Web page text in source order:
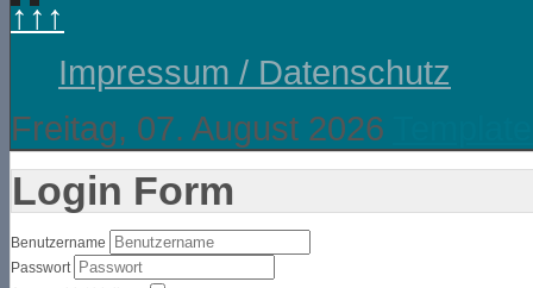
↑↑↑
Impressum / Datenschutz
Freitag, 07. August 2026
Login Form
Benutzername
Passwort